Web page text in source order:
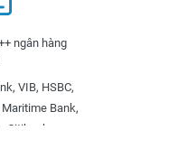
ngân hàng
VIB, HSBC,
Bank,